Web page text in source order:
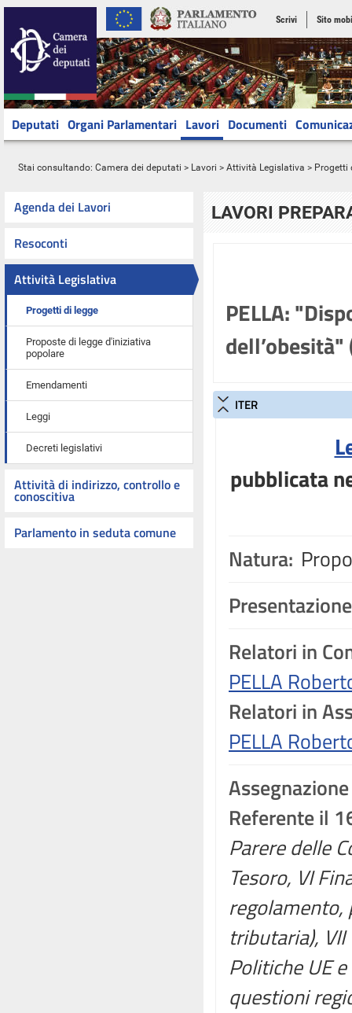
Scrivi Sito
Deputati Organi Parlamentari Lavori Documenti
Stai consultando: Camera dei deputati > Lavori > Attività Legislativa > Progetti
Agenda dei Lavori
Resoconti
Attività Legislativa
Progetti di legge
Proposte di legge d'iniziativa
popolare
Emendamenti
Leggi
Decreti legislativi
Attività di indirizzo, controllo e
conoscitiva
Parlamento in seduta comune
LAVORI
PELLA:
ITER
pubblicata
Natura:
Relatori in
PELLA
Relatori in
PELLA
Assegnazione
Referente il
Parere delle
Tesoro, VI
tributaria),
Politiche UE
questioni